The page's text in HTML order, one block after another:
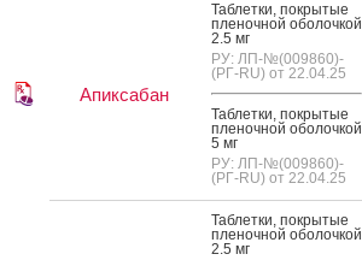
Апиксабан
Таб­летки, пок­ры­тые
пле­ноч­ной обо­лоч­кой
2.5 мг
РУ: ЛП-№(009860)-
(РГ-RU) от 22.04.25
Таб­летки, пок­ры­тые
пле­ноч­ной обо­лоч­кой
5 мг
РУ: ЛП-№(009860)-
(РГ-RU) от 22.04.25
Таб­летки, пок­ры­тые
пле­ноч­ной обо­лоч­кой
2.5 мг